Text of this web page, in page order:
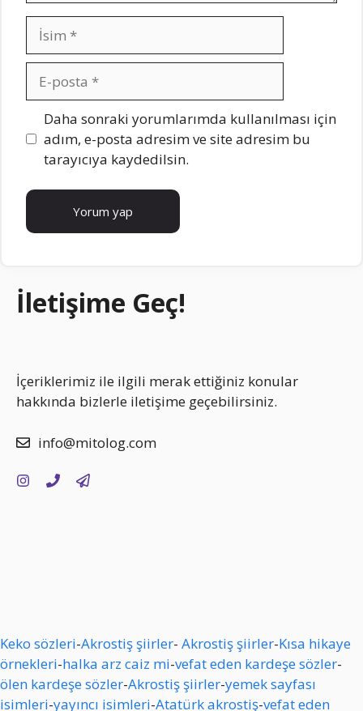
İsim
posta
İnternet
sitesi
Daha sonraki yorumlarımda kullanılması için
adım, e-posta adresim ve site adresim bu
tarayıcıya kaydedilsin.
İletişime Geç!
İçeriklerimiz ile ilgili merak ettiğiniz konular
hakkında bizlerle iletişime geçebilirsiniz.
info@mitolog.com
Keko sözleri-Akrostiş şiirler- Akrostiş şiirler-Kısa hikaye
örnekleri-halka arz caiz mi-vefat eden kardeşe sözler-
ölen kardeşe sözler-Akrostiş şiirler-yemek sayfası
isimleri-yayıncı isimleri-Atatürk akrostiş-vefat eden